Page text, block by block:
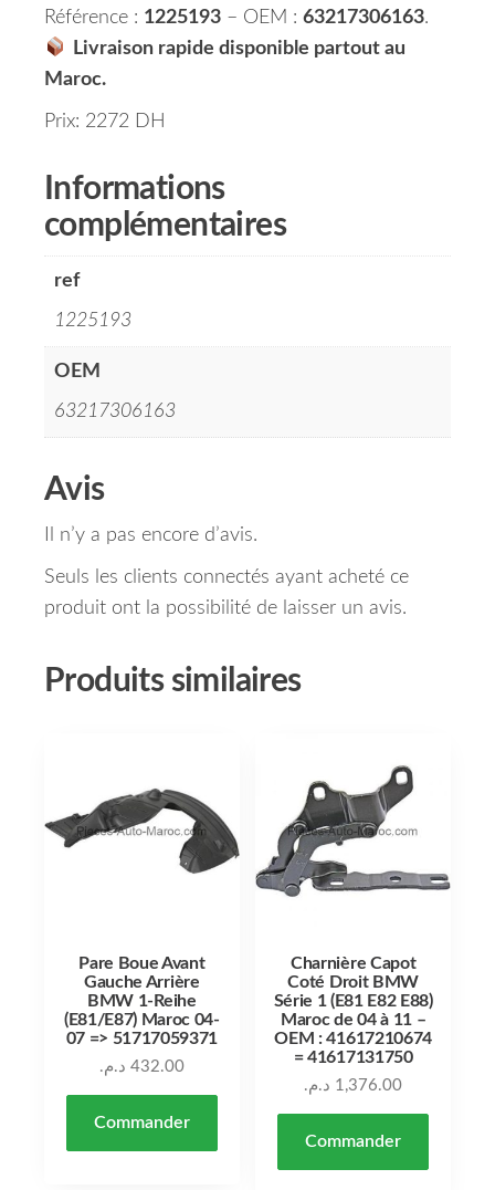
Référence : 1225193 – OEM : 63217306163.
Livraison rapide disponible partout au
Maroc.
Prix: 2272 DH
Informations
complémentaires
ref
1225193
OEM
63217306163
Avis
Il n’y a pas encore d’avis.
Seuls les clients connectés ayant acheté ce
produit ont la possibilité de laisser un avis.
Produits similaires
Pare Boue Avant
Gauche Arrière
BMW 1-Reihe
(E81/E87) Maroc 04-
07 => 51717059371
432.00 د.م.
Commander
Charnière Capot
Coté Droit BMW
Série 1 (E81 E82 E88)
Maroc de 04 à 11 –
OEM : 41617210674
= 41617131750
1,376.00 د.م.
Commander